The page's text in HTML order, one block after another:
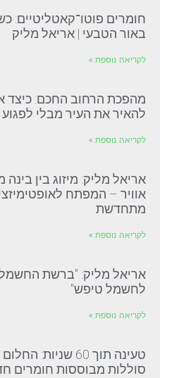
חומרים פוטו־קאטליטיים:
באור הטבעי | אריאל מליק
לקריאה נוספת »
מהפכת הרחוב החכם: כיצד
להאיר את העיר מבלי
לקריאה נוספת »
אריאל מליק: מיזוג בין בינה
אוויר – המפתח
מתחדשת
לקריאה נוספת »
לחשמל טיפש"
לקריאה נוספת »
טעינה תוך 60
סוללות מבוססות חומרים